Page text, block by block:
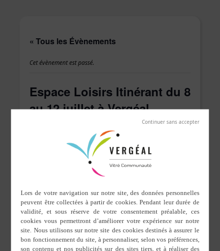
« Tous les Évènements
Cet évènement est passé.
Espace Loisirs Itinérant du 8
au 12 juillet à Vergéal
12 juillet 2019 de 0 h 00 min
Activités sportives, culturelles, traditionnelles,
originales pour les jeunes de 10 à 17 ans en
partenariat avec la FSCF CD 35.
Tarif selon quotient familial de la famille
DÉTAILS
Début :
ORGANISATEUR
Commune de Vergéal